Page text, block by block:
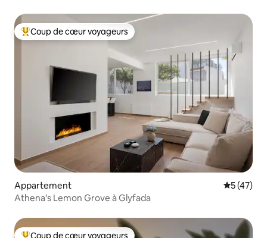
Coups de cœur voyageurs les plus appréciés
Coup de cœur voyageurs
Appartement
5 (47)
Athena's Lemon Grove à Glyfada
Coup de cœur voyageurs